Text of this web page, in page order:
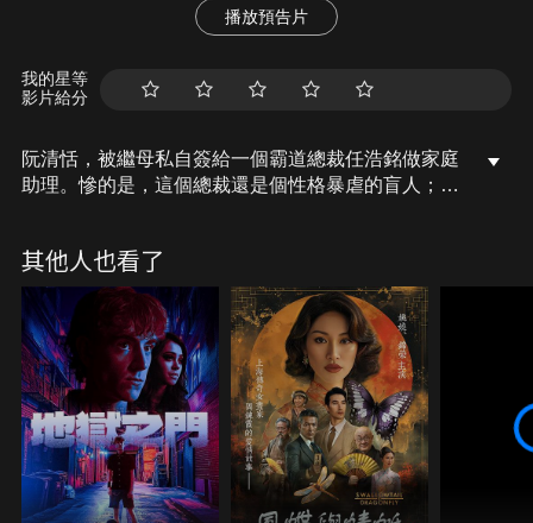
播放預告片
我的星等
影片給分
阮清恬，被繼母私自簽給一個霸道總裁任浩銘做家庭
助理。慘的是，這個總裁還是個性格暴虐的盲人；更
善良的阮清恬，在日復一日的相處中，她和任浩銘相
愛了。然而，任浩銘通過手術恢復視力，並找阮清恬
結婚時，阮清恬卻被妹妹阮心心掉了包，結果任浩銘
和阮心心訂了婚。阮清恬只能暗中關心任浩銘，卻被
任浩銘當成了「狐狸精」，再次虐戀不斷。
其他人也看了